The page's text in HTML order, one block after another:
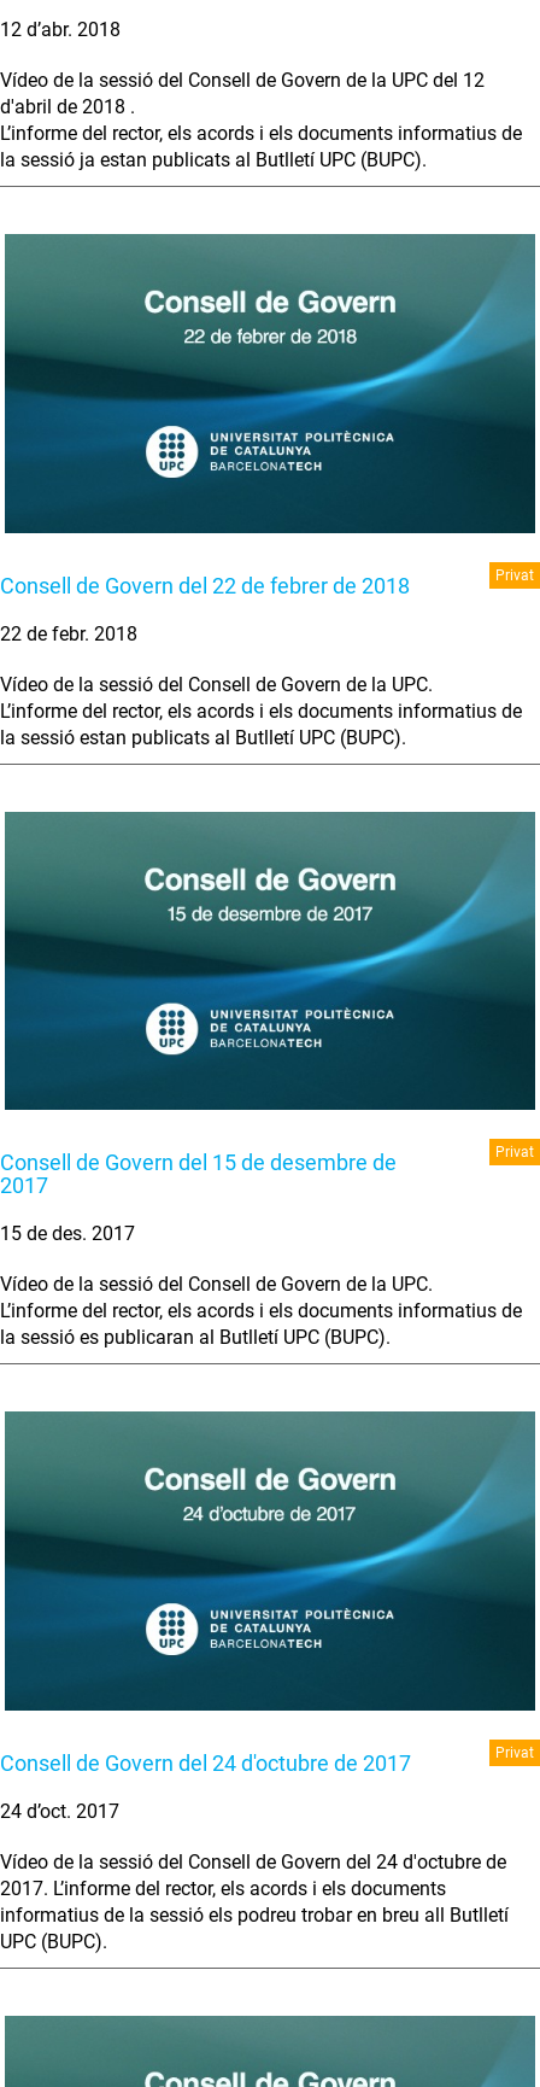
12 d’abr. 2018
Vídeo de la sessió del Consell de Govern de la UPC del 12
d'abril de 2018 .
L’informe del rector, els acords i els documents informatius de
la sessió ja estan publicats al Butlletí UPC (BUPC).
Consell de Govern del 22 de febrer de 2018 Privat
22 de febr. 2018
Vídeo de la sessió del Consell de Govern de la UPC.
L’informe del rector, els acords i els documents informatius de
la sessió estan publicats al Butlletí UPC (BUPC).
Consell de Govern del 15 de desembre de
2017
Privat
15 de des. 2017
Vídeo de la sessió del Consell de Govern de la UPC.
L’informe del rector, els acords i els documents informatius de
la sessió es publicaran al Butlletí UPC (BUPC).
Consell de Govern del 24 d'octubre de 2017 Privat
24 d’oct. 2017
Vídeo de la sessió del Consell de Govern del 24 d'octubre de
2017. L’informe del rector, els acords i els documents
informatius de la sessió els podreu trobar en breu all Butlletí
UPC (BUPC).